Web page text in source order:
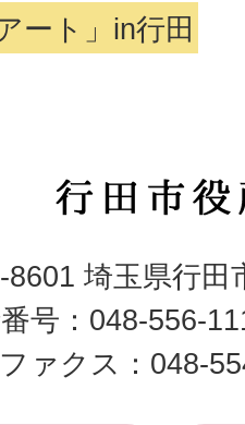
ート」in行田
行
市
役
所
8601 埼玉県行田
号：048-556-
ファクス：048-